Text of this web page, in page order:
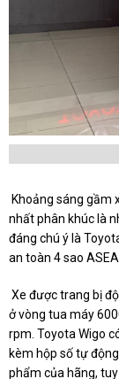
Khoảng sáng gầm
nhất phân khúc là
đáng chú ý là
an toàn 4 sao
Xe được trang bị
ở vòng tua máy
rpm. Toyota Wigo
kèm hộp số tự
phẩm của hãng,